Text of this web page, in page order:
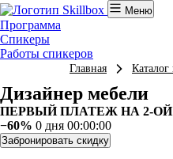
Меню
Программа
Спикеры
Работы спикеров
Главная Каталог
Дизайнер мебели
ПЕРВЫЙ ПЛАТЕЖ НА 2-
−60% 0 дня 00:00:00
Забронировать скидку